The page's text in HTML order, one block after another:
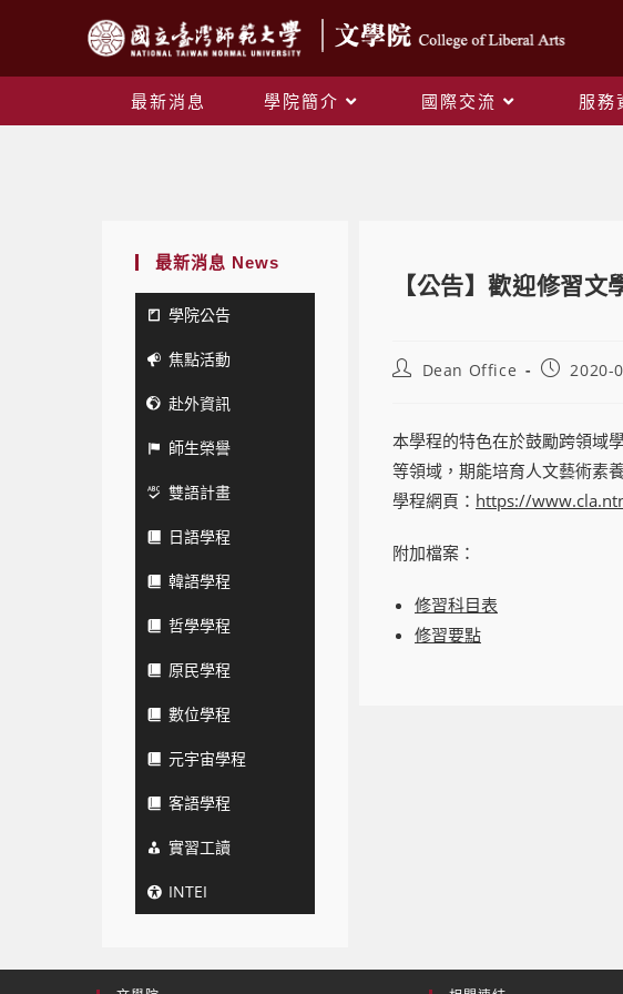
最新消息 學院簡介 國際交流 服務
最新消息 News
學院公告
焦點活動
赴外資訊
師生榮譽
雙語計畫
日語學程
韓語學程
哲學學程
原民學程
數位學程
元宇宙學程
客語學程
實習工讀
INTEI
【公告】歡迎修習
Dean Office 2020-
本學程的特色在於鼓勵跨領域
等領域，期能培育人文藝術素
學程網頁： https://
附加檔案：
修習科目表
修習要點